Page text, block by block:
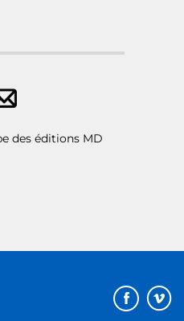
des éditions MD